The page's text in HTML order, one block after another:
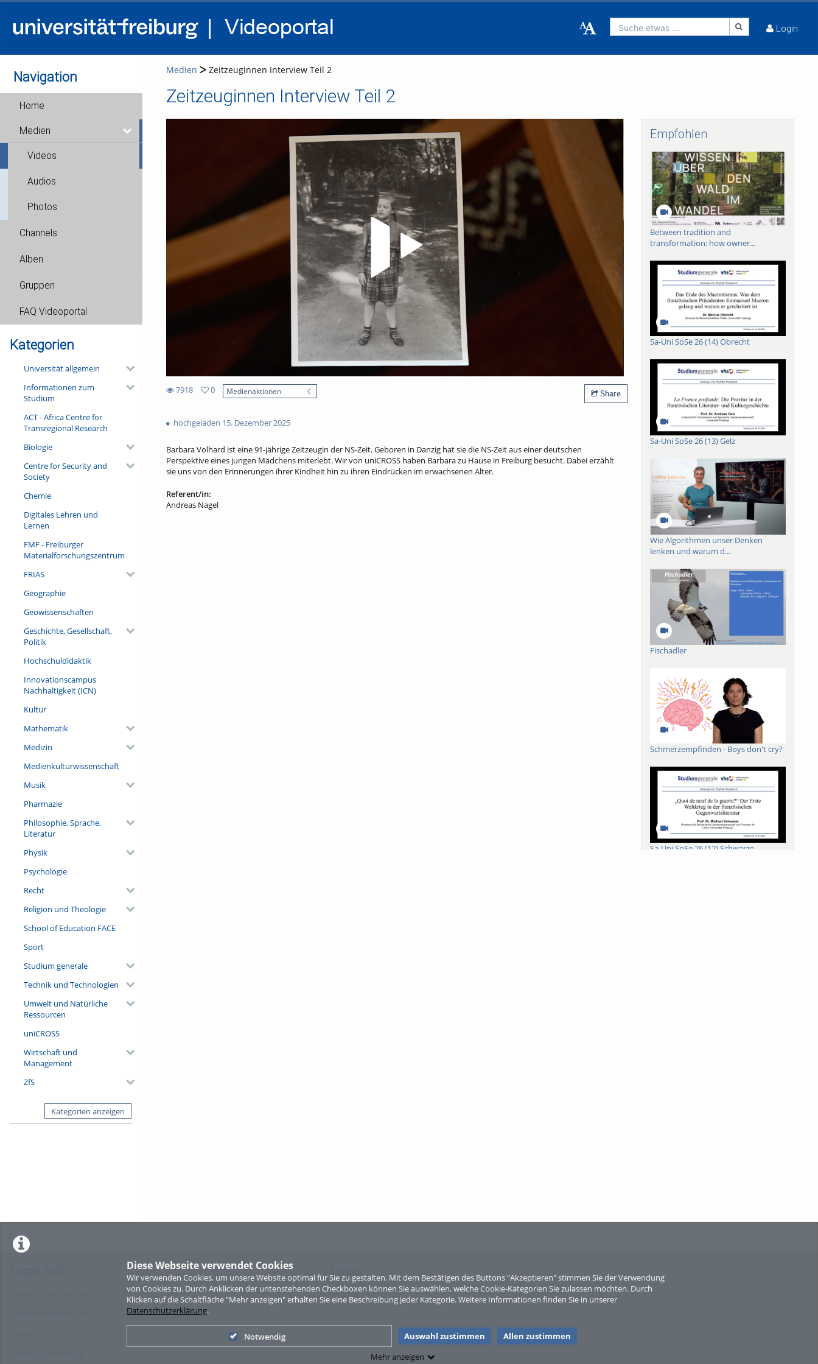
Diese Webseite verwendet Cookies
Wir verwenden Cookies, um unsere Website optimal für Sie zu gestalten. Mit dem Bestätigen des Buttons "Akzeptieren" stimmen Sie der Verwendung
von Cookies zu. Durch Anklicken der untenstehenden Checkboxen können Sie auswählen, welche Cookie-Kategorien Sie zulassen möchten. Durch
Klicken auf die Schaltfläche "Mehr anzeigen" erhalten Sie eine Beschreibung jeder Kategorie. Weitere Informationen finden Sie in unserer
Datenschutzerklärung.
Notwendig Auswahl zustimmen
Allen zustimmen
Mehr anzeigen
Suche etwas ... Login
Navigation
Home
Medien
Videos
Audios
Photos
Channels
Alben
Gruppen
FAQ Videoportal
Kategorien
Universität allgemein
Informationen zum
Studium
ACT - Africa Centre for
Transregional Research
Biologie
Centre for Security and
Society
Chemie
Digitales Lehren und
Lernen
FMF - Freiburger
Materialforschungszentrum
FRIAS
Geographie
Geowissenschaften
Geschichte, Gesellschaft,
Politik
Hochschuldidaktik
Innovationscampus
Nachhaltigkeit (ICN)
Kultur
Mathematik
Medizin
Medienkulturwissenschaft
Musik
Pharmazie
Philosophie, Sprache,
Literatur
Physik
Psychologie
Recht
Religion und Theologie
School of Education FACE
Sport
Studium generale
Technik und Technologien
Umwelt und Natürliche
Ressourcen
uniCROSS
Wirtschaft und
Management
ZfS
Kategorien anzeigen
Medien Zeitzeuginnen Interview Teil 2
Zeitzeuginnen Interview Teil 2
Video abspielen
7918
views
0
Medienaktionen Share
hochgeladen 15. Dezember 2025
Barbara Volhard ist eine 91-jährige Zeitzeugin der NS-Zeit. Geboren in Danzig hat sie die NS-Zeit aus einer deutschen
Perspektive eines jungen Mädchens miterlebt. Wir von uniCROSS haben Barbara zu Hause in Freiburg besucht. Dabei erzählt
sie uns von den Erinnerungen ihrer Kindheit hin zu ihren Eindrücken im erwachsenen Alter.
Referent/in:
Andreas Nagel
Empfohlen
Between tradition and
transformation: how owner...
Sa-Uni SoSe 26 (14) Obrecht
Sa-Uni SoSe 26 (13) Gelz
Wie Algorithmen unser Denken
lenken und warum d...
Fischadler
Schmerzempfinden - Boys don't cry?
Sa-Uni SoSe 26 (12) Schwarze
Sperber
Links
Sitemap